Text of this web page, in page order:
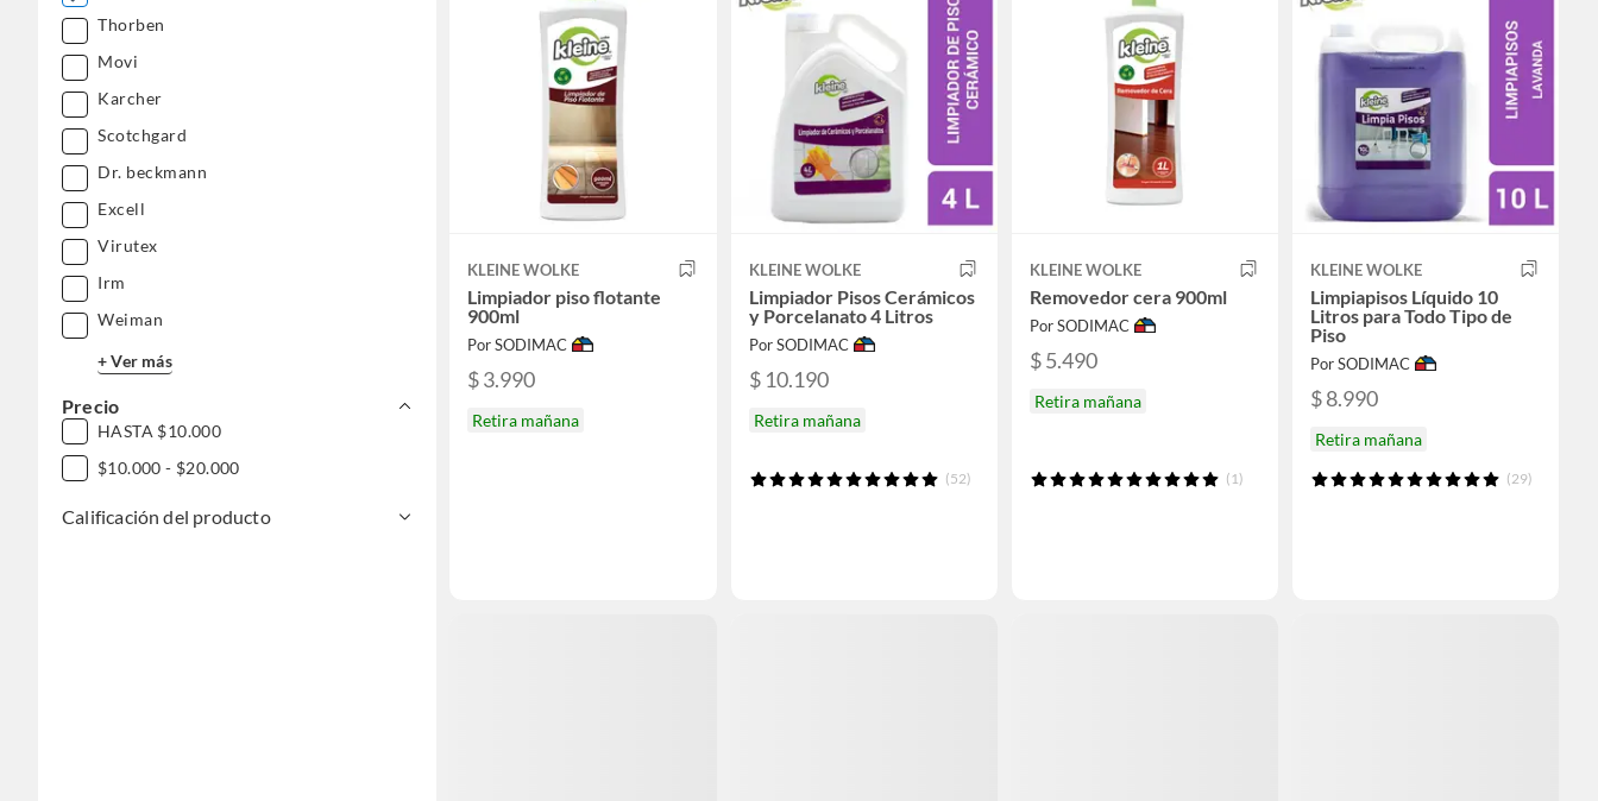
Thorben
Movi
Karcher
Scotchgard
Dr. beckmann
Excell
Virutex
Irm
Weiman
+ Ver más
Precio
HASTA $10.000
$10.000 - $20.000
Calificación del producto
KLEINE WOLKE
Limpiador piso flotante
900ml
Por SODIMAC
$ 3.990
Retira mañana
KLEINE WOLKE
Limpiador Pisos Cerámicos
y Porcelanato 4 Litros
Por SODIMAC
$ 10.190
Retira mañana
(52)
KLEINE WOLKE
Removedor cera 900ml
Por SODIMAC
$ 5.490
Retira mañana
(1)
KLEINE WOLKE
Limpiapisos Líquido 10
Litros para Todo Tipo de
Piso
Por SODIMAC
$ 8.990
Retira mañana
(29)